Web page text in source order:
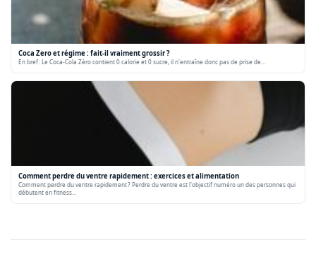
Coca Zero et régime : fait-il vraiment grossir ?
En bref : Le Coca-Cola Zéro contient 0 calorie et 0 sucre, il n'entraîne donc pas de prise de…
Comment perdre du ventre rapidement : exercices et alimentation
Comment perdre du ventre rapidement ? Perdre du ventre est l'objectif numéro un des personnes qui
débutent en fitness…